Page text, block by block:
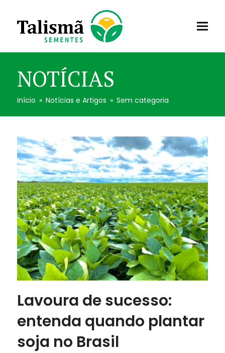
NOTÍCIAS
Início » Notícias e Artigos » Sem categoria
Lavoura de sucesso:
entenda quando plantar
soja no Brasil